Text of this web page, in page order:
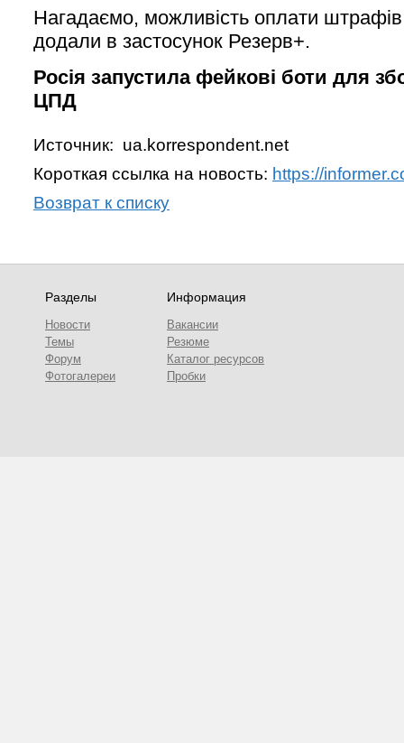
Нагадаємо, можливість оплати
додали в застосунок Резерв+.
Росія запустила фейкові боти для
ЦПД
Источник: ua.korrespondent.net
Короткая ссылка на новость: https://
Возврат к списку
Разделы
Новости
Темы
Форум
Фотогалереи
Информация
Вакансии
Резюме
Каталог ресурсов
Пробки